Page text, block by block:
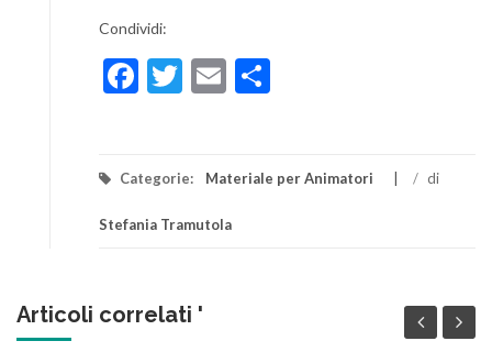
Condividi:
Facebook
Twitter
Email
Categorie: Materiale per Animatori / di
Stefania Tramutola
Articoli correlati '